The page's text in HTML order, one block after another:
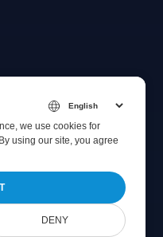
we use cookies for
using our site, you agree
DENY